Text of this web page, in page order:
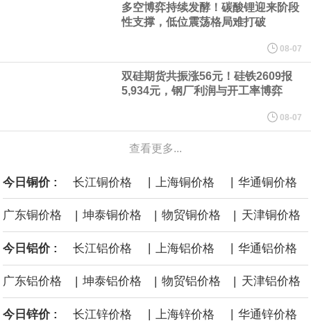
进一步扩大全年营运成果。
美国国会预算办公室（CBO）于当地时间5日发布报告称，美国海军
计划建造的15艘核动力“特朗普级”（Trump-class）战列舰，从研发
到采购的总费用可能高达2750亿美元，为美国有史以来最昂贵的水
面战舰项目之一。 根据CBO的初步估算，首舰造价约234亿美元，
后续14艘平均每艘约180亿美元。
黄金价格有望录得自今年1月以来最大单周涨幅。油价走弱为金价提
供支撑，同时投资者正等待美国非农就业数据，以寻找美国利率前
景的线索。StoneX高级分析师马特·辛普森表示，中东和平前景改善
令市场通胀预期下降，推动黄金价格从此前持续数周、位于4000美
多空博弈持续发酵！碳酸锂迎来阶段
性支撑，低位震荡格局难打破
08-07
双硅期货共振涨56元！硅铁2609报
5,934元，钢厂利润与开工率博弈
08-07
查看更多...
今日铜价 : 长江铜价格 | 上海铜价格 | 华通铜价格
广东铜价格 | 坤泰铜价格 | 物贸铜价格 | 天津铜价格
今日铝价 : 长江铝价格 上海铝价格 华通铝价格
广东铝价格 | 坤泰铝价格 | 物贸铝价格 | 天津铝价格
今日锌价 : 长江锌价格 上海锌价格 华通锌价格